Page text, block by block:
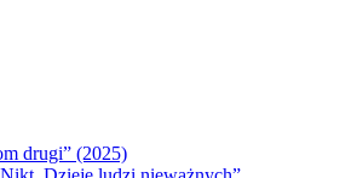
drugi” (2025)